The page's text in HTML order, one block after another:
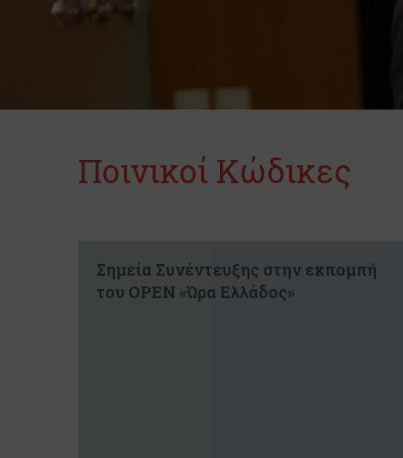
Ποινικοί Κώδικες
Σημεία Συνέντευξης στην εκπομπή
του OPEN «Ώρα Ελλάδος»